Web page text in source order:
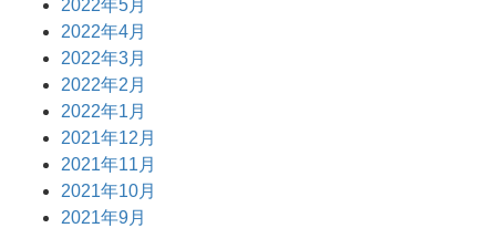
2022年5月
2022年4月
2022年3月
2022年2月
2022年1月
2021年12月
2021年11月
2021年10月
2021年9月